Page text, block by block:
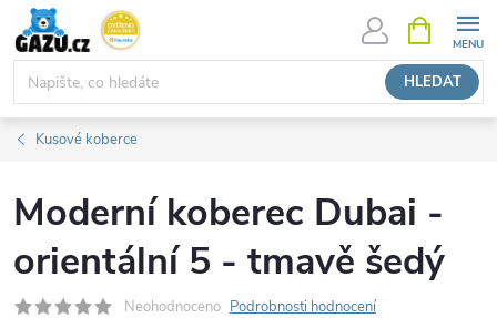
Přejít
obsah
HLEDAT
NÁKUPNÍ
KOŠÍK
Kusové koberce
Moderní koberec Dubai -
orientální 5 - tmavě šedý
Neohodnoceno Podrobnosti hodnocení